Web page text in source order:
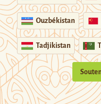
Ouzbékistan
Tadjikistan